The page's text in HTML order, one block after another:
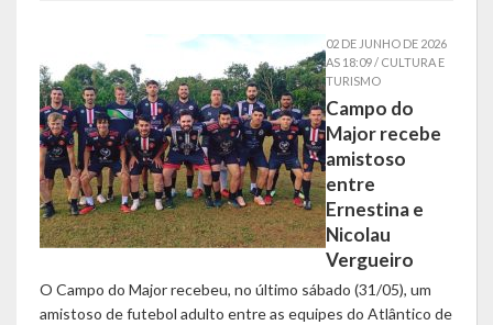
02 DE JUNHO DE 2026
AS 18:09 / CULTURA E
TURISMO
Campo do
Major recebe
amistoso
entre
Ernestina e
Nicolau
Vergueiro
O Campo do Major recebeu, no último sábado (31/05), um
amistoso de futebol adulto entre as equipes do Atlântico de